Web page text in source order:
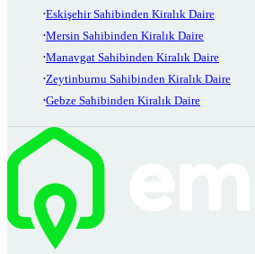
Eskişehir Sahibinden Kiralık Daire
Mersin Sahibinden Kiralık Daire
Manavgat Sahibinden Kiralık Daire
Zeytinburnu Sahibinden Kiralık Daire
Gebze Sahibinden Kiralık Daire